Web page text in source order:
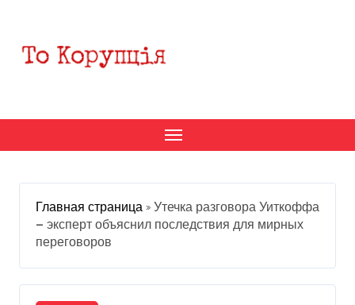
содержанию
Главная страница » Утечка разговора Уиткоффа
— эксперт объяснил последствия для мирных
переговоров